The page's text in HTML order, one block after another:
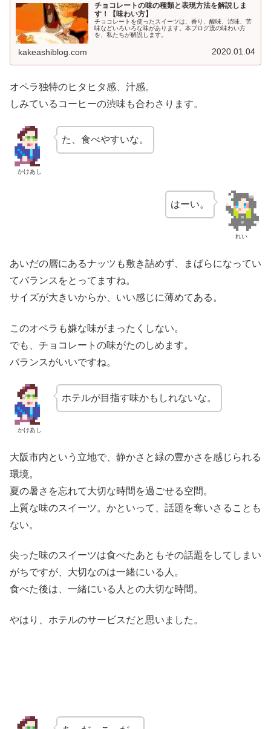
チョコレートの味の種類と表現方法を解説しま
す！【味わい方】
チョコレートを使ったスイーツは、香り、酸味、渋味、苦
味などいろいろな味があります。本ブログ流の味わい方
を、私たちが解説します。
kakeashiblog.com 2020.01.04
オペラ独特のヒタヒタ感、汁感。
しみているコーヒーの渋味も合わさります。
かけあし
た、食べやすいな。
れい
はーい。
あいだの層にあるナッツも敷き詰めず、まばらになってい
てバランスをとってますね。
サイズが大きいからか、いい感じに薄めてある。
このオペラも嫌な味がまったくしない。
でも、チョコレートの味がたのしめます。
バランスがいいですね。
かけあし
ホテルが目指す味かもしれないな。
大阪市内という立地で、静かさと緑の豊かさを感じられる
環境。
夏の暑さを忘れて大切な時間を過ごせる空間。
上質な味のスイーツ。かといって、話題を奪いさることも
ない。
尖った味のスイーツは食べたあともその話題をしてしまい
がちですが、大切なのは一緒にいる人。
食べた後は、一緒にいる人との大切な時間。
やはり、ホテルのサービスだと思いました。